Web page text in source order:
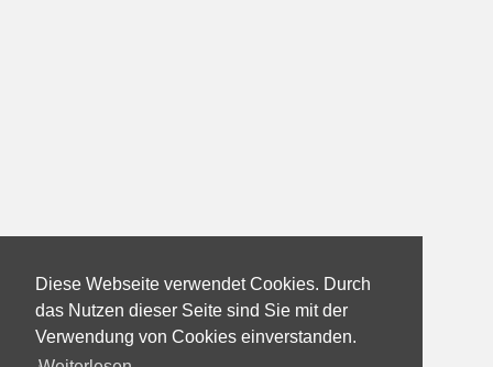
Diese Webseite verwendet Cookies. Durch
das Nutzen dieser Seite sind Sie mit der
Verwendung von Cookies einverstanden.